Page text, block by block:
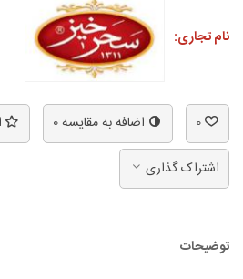
نام تجاری:
0 اضافه به مقایسه0
اشتراک گذاری
توضیحات